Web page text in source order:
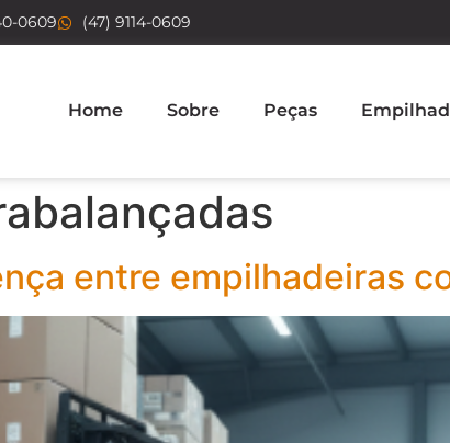
0609 (47) 9114-0609
Home Sobre Peças
entre empilhadeiras